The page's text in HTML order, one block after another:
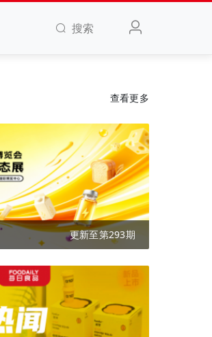
搜索
查看更多
更新至第293期